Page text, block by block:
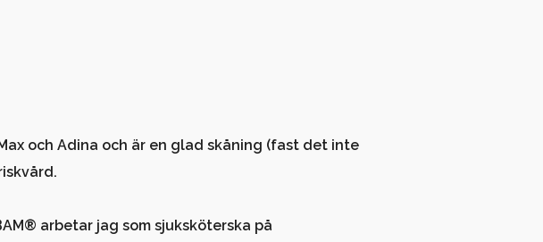
och Adina och är en glad skåning (fast det inte
arbetar jag som sjuksköterska på